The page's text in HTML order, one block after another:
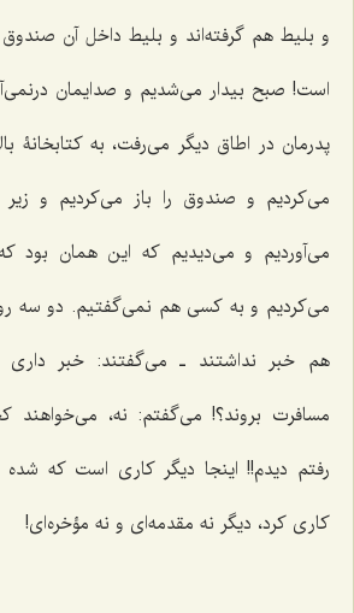
و بلیط هم گرفته‌اند و بلیط داخل آن
است! صبح بیدار می‌شدیم و صدایمان
پدرمان در اطاق دیگر می‌رفت، به کتابخانۀ
می‌کردیم و صندوق را باز می‌کردیم و
می‌آوردیم و می‌دیدیم که این همان بود
می‌کردیم و به کسی هم نمی‌گفتیم. دو سه روز
هم خبر نداشتند ـ می‌گفتند: خبر داری
مسافرت بروند؟! می‌گفتم: نه، می‌خواهند
رفتم دیدم!! اینجا دیگر کاری است که
کاری کرد، دیگر نه مقدمه‌ای و نه مؤخره‌ای!